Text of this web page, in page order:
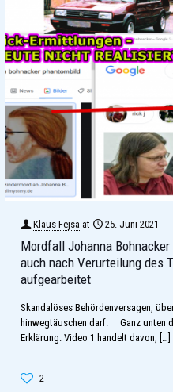
Klaus Fejsa at 25. Juni 2021
Mordfall Johanna
auch nach Verurteilung des
aufgearbeitet
Skandalöses Behördenversagen,
hinwegtäuschen darf. Ganz unten
Erklärung: Video 1 handelt davon, […]
2